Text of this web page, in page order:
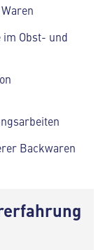
Obst- und
Backwaren